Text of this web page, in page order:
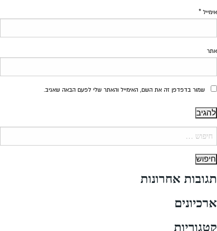
אימייל *
אתר
שמור בדפדפן זה את השם, האימייל והאתר שלי לפעם הבאה שאגיב.
תגובות אחרונות
ארכיונים
קטגוריות